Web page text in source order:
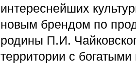
интереснейших
новым брендом по
родины П.И.
территории с